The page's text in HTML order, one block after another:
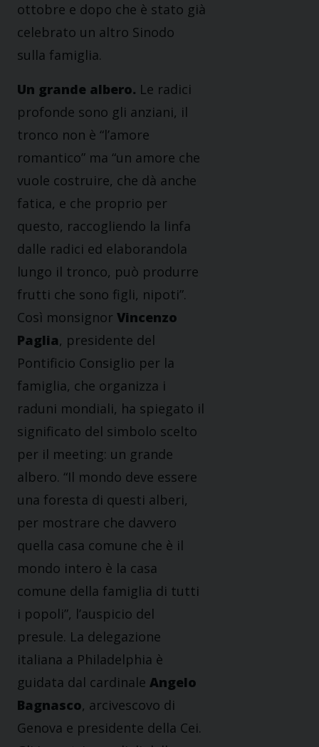
ottobre e dopo che è stato già
celebrato un altro Sinodo
sulla famiglia.
Un grande albero. Le radici
profonde sono gli anziani, il
tronco non è “l’amore
romantico” ma “un amore che
vuole costruire, che dà anche
fatica, e che proprio per
questo, raccogliendo la linfa
dalle radici ed elaborandola
lungo il tronco, può produrre
frutti che sono figli, nipoti”.
Così monsignor Vincenzo
Paglia, presidente del
Pontificio Consiglio per la
famiglia, che organizza i
raduni mondiali, ha spiegato il
significato del simbolo scelto
per il meeting: un grande
albero. “Il mondo deve essere
una foresta di questi alberi,
per mostrare che davvero
quella casa comune che è il
mondo intero è la casa
comune della famiglia di tutti
i popoli”, l’auspicio del
presule. La delegazione
italiana a Philadelphia è
guidata dal cardinale Angelo
Bagnasco, arcivescovo di
Genova e presidente della Cei.